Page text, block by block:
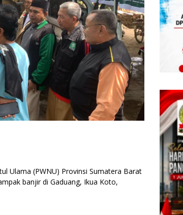
Ulama (PWNU) Provinsi Sumatera Barat
banjir di Gaduang, Ikua Koto,